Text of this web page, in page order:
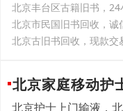
北京丰台区古籍旧书，
北京市民国旧书回收，诚
北京古旧书回收，现款交
北京家庭移动护
北京护士上门输液，